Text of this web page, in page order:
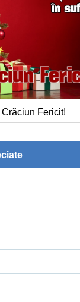
Crăciun Fericit!